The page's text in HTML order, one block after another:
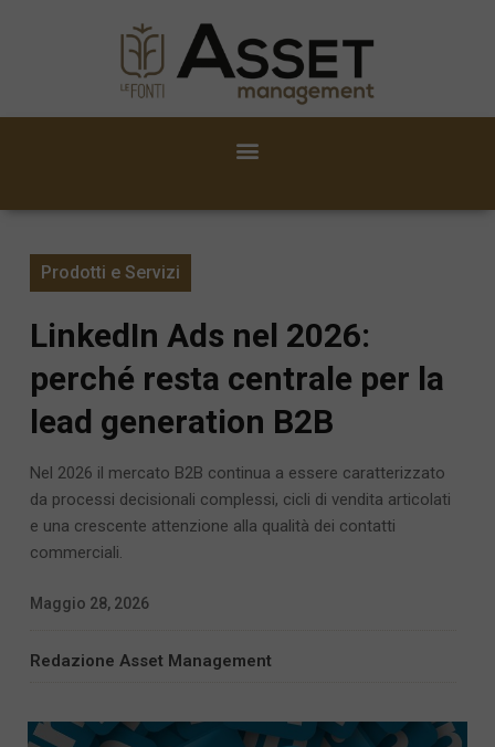
Prodotti e Servizi
LinkedIn Ads nel 2026:
perché resta centrale per la
lead generation B2B
Nel 2026 il mercato B2B continua a essere caratterizzato
da processi decisionali complessi, cicli di vendita articolati
e una crescente attenzione alla qualità dei contatti
commerciali.
Maggio 28, 2026
Redazione Asset Management